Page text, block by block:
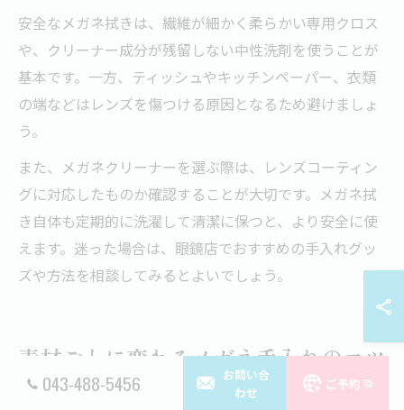
安全なメガネ拭きは、繊維が細かく柔らかい専用クロス
や、クリーナー成分が残留しない中性洗剤を使うことが
基本です。一方、ティッシュやキッチンペーパー、衣類
の端などはレンズを傷つける原因となるため避けましょ
う。
また、メガネクリーナーを選ぶ際は、レンズコーティン
グに対応したものか確認することが大切です。メガネ拭
き自体も定期的に洗濯して清潔に保つと、より安全に使
えます。迷った場合は、眼鏡店でおすすめの手入れグッ
ズや方法を相談してみるとよいでしょう。
素材ごとに変わるメガネ手入れのコツ
043-488-5456
お問い合
わせ
ご予約